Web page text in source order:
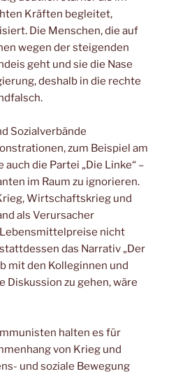
Kräften begleitet,
Die Menschen, die auf
wegen der steigenden
geht und sie die Nase
deshalb in die rechte
Sozialverbände
zum Beispiel am
auch die Partei „Die Linke“ –
im Raum zu ignorieren.
Wirtschaftskrieg und
als Verursacher
nicht
das Narrativ „Der
mit den Kolleginnen und
Diskussion zu gehen, wäre
halten es für
von Krieg und
und soziale Bewegung